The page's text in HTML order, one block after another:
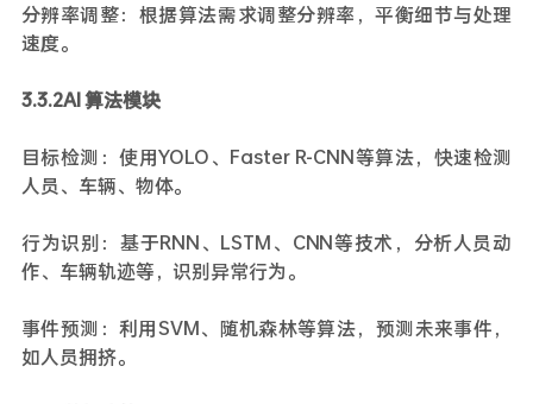
分辨率调整：根据算法需求调整分辨率，平衡细节与处理
速度。
3.3.2AI 算法模块
目标检测：使用YOLO、Faster R-CNN等算法，快速检测
人员、车辆、物体。
行为识别：基于RNN、LSTM、CNN等技术，分析人员动
作、车辆轨迹等，识别异常行为。
事件预测：利用SVM、随机森林等算法，预测未来事件，
如人员拥挤。